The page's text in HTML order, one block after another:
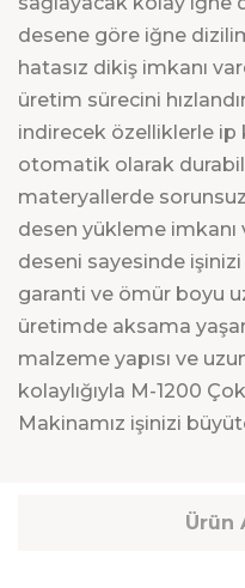
desene göre iğne
hatasız dikiş imkanı
üretim sürecini
indirecek özelliklerle ip
otomatik olarak
materyallerde sorunsuz
desen yükleme imkanı
deseni sayesinde
garanti ve ömür boyu
üretimde aksama
malzeme yapısı ve
kolaylığıyla M-1200
Makinamız işinizi
Ürün